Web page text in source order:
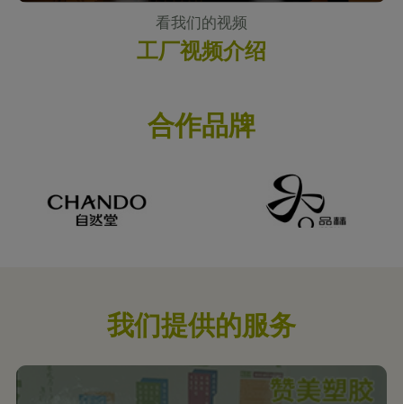
看我们的视频
工厂视频介绍
合作品牌
我们提供的服务